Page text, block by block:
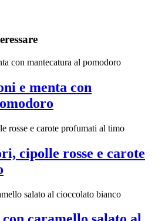
e menta con
cipolle rosse e carote